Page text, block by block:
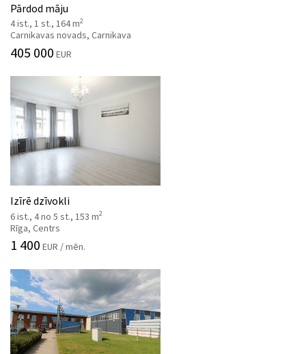
Pārdod māju
4 ist., 1 st., 164 m2
Carnikavas novads, Carnikava
405 000 EUR
Izīrē dzīvokli
6 ist., 4 no 5 st., 153 m2
Rīga, Centrs
1 400 EUR / mēn.